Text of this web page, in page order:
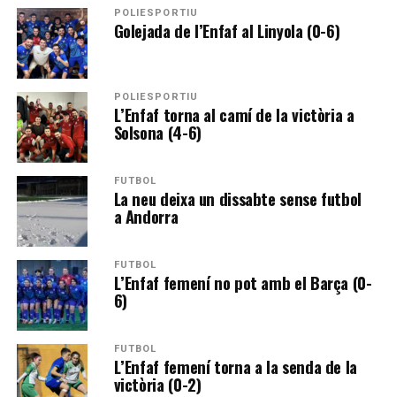
POLIESPORTIU
Golejada de l’Enfaf al Linyola (0-6)
POLIESPORTIU
L’Enfaf torna al camí de la victòria a
Solsona (4-6)
FUTBOL
La neu deixa un dissabte sense futbol
a Andorra
FUTBOL
L’Enfaf femení no pot amb el Barça (0-
6)
FUTBOL
L’Enfaf femení torna a la senda de la
victòria (0-2)